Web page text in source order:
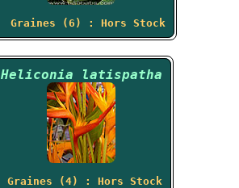
Graines (6) : Hors Stock
Heliconia latispatha
Graines (4) : Hors Stock